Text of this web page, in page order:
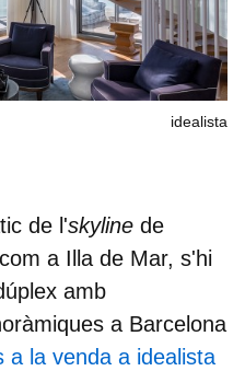
idealista
de l'skyline de
a Illa de Mar, s'hi
amb
a Barcelona
a la venda a idealista